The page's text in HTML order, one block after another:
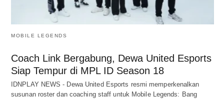
MOBILE LEGENDS
Coach Link Bergabung, Dewa United Esports
Siap Tempur di MPL ID Season 18
IDNPLAY NEWS - Dewa United Esports resmi memperkenalkan
susunan roster dan coaching staff untuk Mobile Legends: Bang